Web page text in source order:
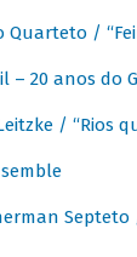
Quarteto /
– 20 anos do
/ “Rios
Septeto